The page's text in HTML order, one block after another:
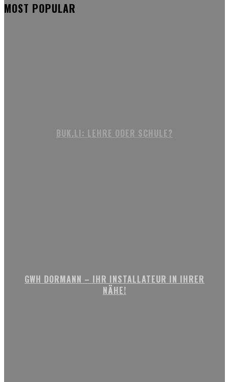
MOST POPULAR
BUK.LI: LEHRE ODER SCHULE?
GWH DORMANN – IHR INSTALLATEUR IN IHRER
NÄHE!